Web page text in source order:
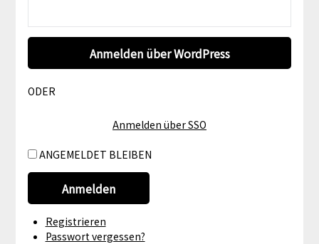
ODER
Anmelden über SSO
ANGEMELDET BLEIBEN
Anmelden
Registrieren
Passwort vergessen?